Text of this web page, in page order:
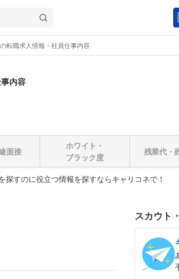
転職求人情報・社員仕事内容
内容
面接
ホワイト・
ブラック度
残業代・
すのに役立つ情報を探すならキャリコネで！
スカウト